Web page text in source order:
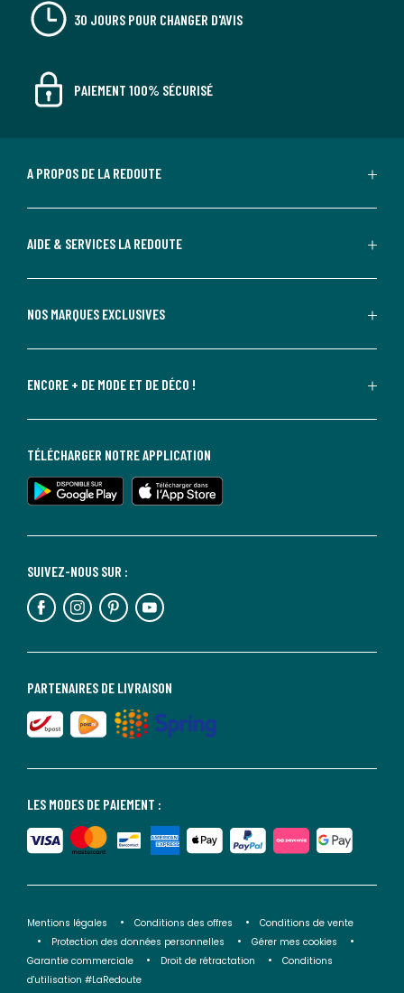
30 JOURS POUR CHANGER D'AVIS
PAIEMENT 100% SÉCURISÉ
A PROPOS DE LA REDOUTE
AIDE & SERVICES LA REDOUTE
NOS MARQUES EXCLUSIVES
ENCORE + DE MODE ET DE DÉCO !
LES MODES DE PAIEMENT :
PARTENAIRES DE LIVRAISON
SUIVEZ-NOUS SUR :
TÉLÉCHARGER NOTRE APPLICATION
Mentions légales Conditions des offres
Conditions de vente
Protection des données personnelles
Gérer mes cookies
Garantie commerciale
Droit de rétractation
Conditions
d'utilisation #LaRedoute